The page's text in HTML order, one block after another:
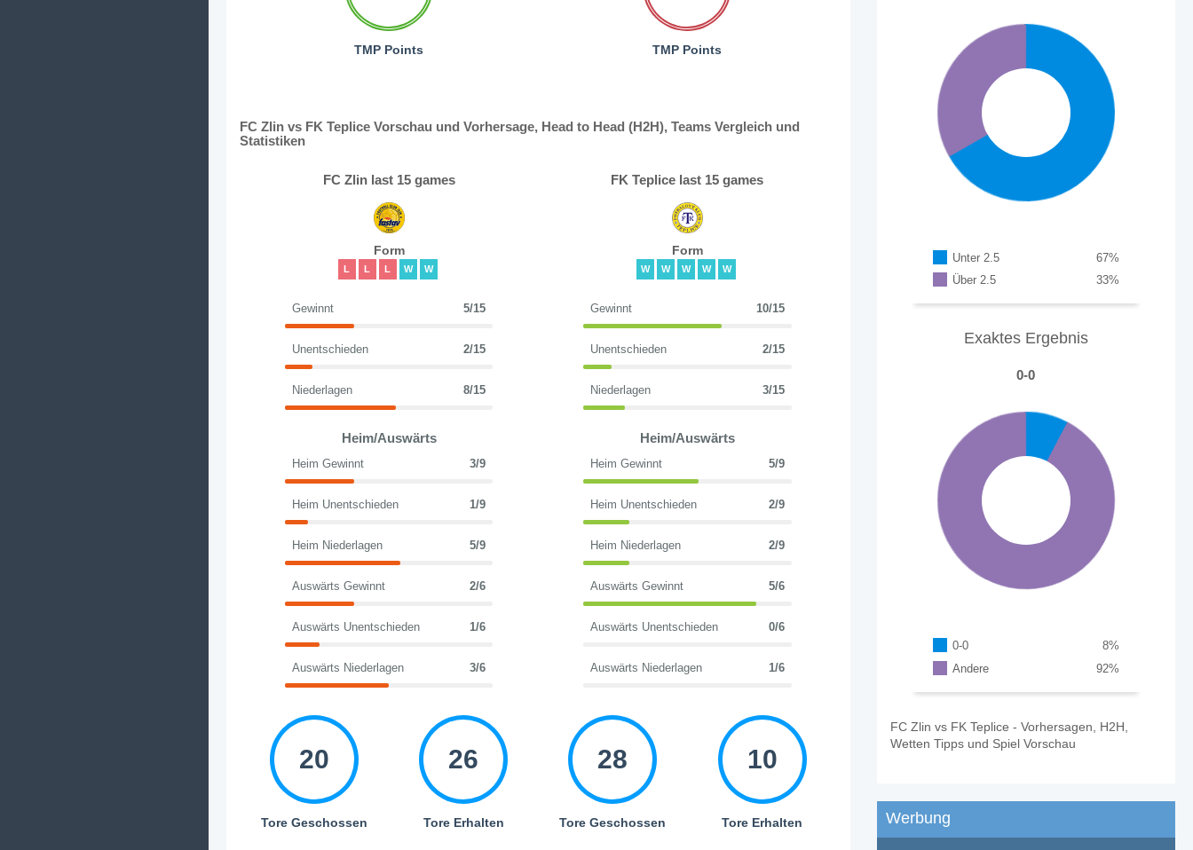
TMP Points TMP Points
FC Zlin vs FK Teplice Vorschau und Vorhersage, Head to Head (H2H), Teams Vergleich und
Statistiken
FC Zlin last 15 games
Form
L L L W W
Gewinnt 5/15
Unentschieden 2/15
Niederlagen 8/15
Heim/Auswärts
Heim Gewinnt 3/9
Heim Unentschieden 1/9
Heim Niederlagen 5/9
Auswärts Gewinnt 2/6
Auswärts Unentschieden 1/6
Auswärts Niederlagen 3/6
20
Tore Geschossen
26
Tore Erhalten
FK Teplice last 15 games
Form
W W W W W
Gewinnt 10/15
Unentschieden 2/15
Niederlagen 3/15
Heim/Auswärts
Heim Gewinnt 5/9
Heim Unentschieden 2/9
Heim Niederlagen 2/9
Auswärts Gewinnt 5/6
Auswärts Unentschieden 0/6
Auswärts Niederlagen 1/6
28
Tore Geschossen
10
Tore Erhalten
Unter 2.5 %
67
Über 2.5
%
33
Exaktes Ergebnis
0-0
0-0 %
8
Andere
%
92
FC Zlin vs FK Teplice - Vorhersagen, H2H,
Wetten Tipps und Spiel Vorschau
Werbung